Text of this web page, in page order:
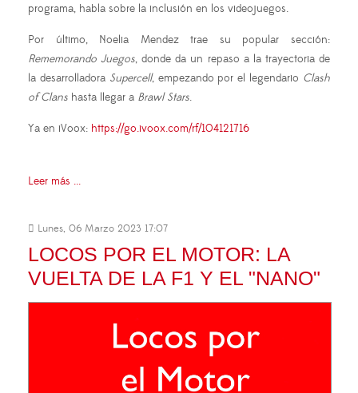
programa, habla sobre la inclusión en los videojuegos.
Por último, Noelia Mendez trae su popular sección:
Rememorando Juegos, donde da un repaso a la trayectoria de
la desarrolladora Supercell, empezando por el legendario Clash
of Clans hasta llegar a Brawl Stars.
Ya en iVoox: https://go.ivoox.com/rf/104121716
Leer más ...
Lunes, 06 Marzo 2023 17:07
LOCOS POR EL MOTOR: LA
VUELTA DE LA F1 Y EL "NANO"